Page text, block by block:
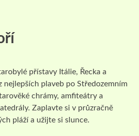
přístavy Itálie, Řecka a
nejlepších plaveb po Středozemním
chrámy, amfiteátry a
Zaplavte si v průzračně
pláží a užijte si slunce.